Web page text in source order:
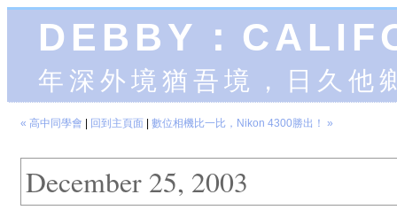
DEBBY：
年深外境猶吾境，日久
« 高中同學會 回到主頁面 數位相機比一比，Nikon 4300勝出！ »
December 25, 2003